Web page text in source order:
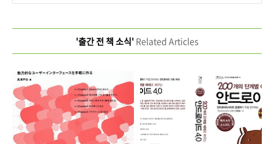
'출간 전 책 소식'Related Articles